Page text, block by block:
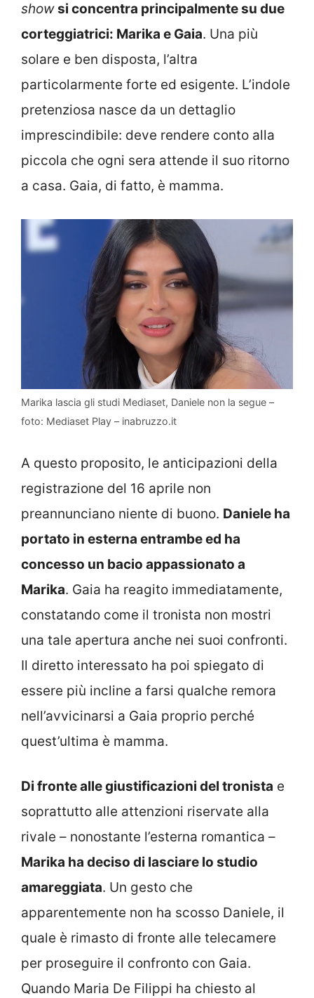
show si concentra principalmente su due
corteggiatrici: Marika e Gaia. Una più
solare e ben disposta, l’altra
particolarmente forte ed esigente. L’indole
pretenziosa nasce da un dettaglio
imprescindibile: deve rendere conto alla
piccola che ogni sera attende il suo ritorno
a casa. Gaia, di fatto, è mamma.
Marika lascia gli studi Mediaset, Daniele non la segue –
foto: Mediaset Play – inabruzzo.it
A questo proposito, le anticipazioni della
registrazione del 16 aprile non
preannunciano niente di buono. Daniele ha
portato in esterna entrambe ed ha
concesso un bacio appassionato a
Marika. Gaia ha reagito immediatamente,
constatando come il tronista non mostri
una tale apertura anche nei suoi confronti.
Il diretto interessato ha poi spiegato di
essere più incline a farsi qualche remora
nell’avvicinarsi a Gaia proprio perché
quest’ultima è mamma.
Di fronte alle giustificazioni del tronista e
soprattutto alle attenzioni riservate alla
rivale – nonostante l’esterna romantica –
Marika ha deciso di lasciare lo studio
amareggiata. Un gesto che
apparentemente non ha scosso Daniele, il
quale è rimasto di fronte alle telecamere
per proseguire il confronto con Gaia.
Quando Maria De Filippi ha chiesto al